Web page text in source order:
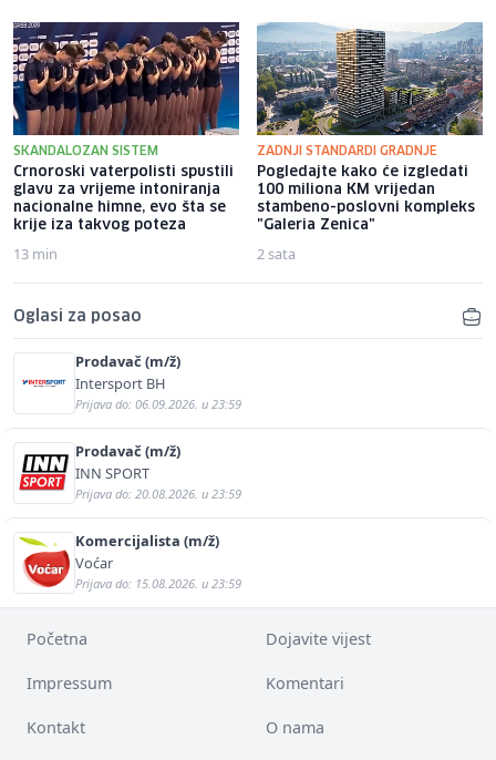
SKANDALOZAN SISTEM
Crnoroski vaterpolisti spustili
glavu za vrijeme intoniranja
nacionalne himne, evo šta se
krije iza takvog poteza
13 min
ZADNJI STANDARDI GRADNJE
Pogledajte kako će izgledati
100 miliona KM vrijedan
stambeno-poslovni kompleks
"Galeria Zenica"
2 sata
Oglasi za posao
Prodavač (m/ž)
Intersport BH
Prijava do: 06.09.2026. u 23:59
Prodavač (m/ž)
INN SPORT
Prijava do: 20.08.2026. u 23:59
Komercijalista (m/ž)
Voćar
Prijava do: 15.08.2026. u 23:59
Početna Dojavite vijest
Impressum Komentari
Kontakt O nama